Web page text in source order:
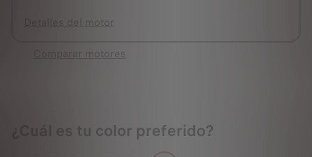
Detalles del motor
Comparar motores
¿Cuál es tu color preferido?